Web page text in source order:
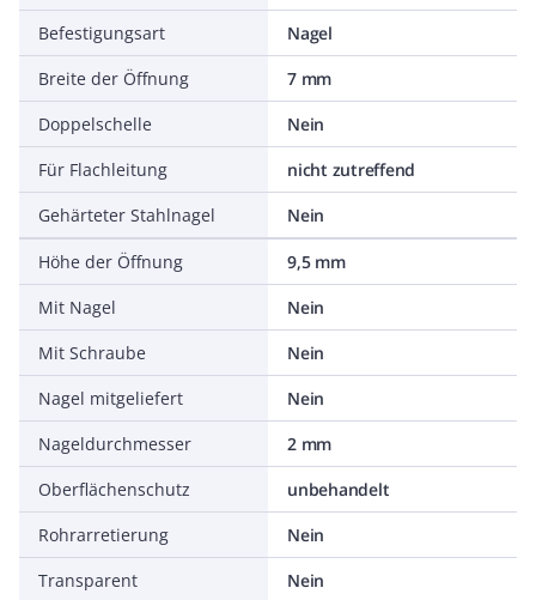
Befestigungsart
Nagel
Breite der Öffnung
7 mm
Doppelschelle
Nein
Für Flachleitung
nicht zutreffend
Gehärteter Stahlnagel
Nein
Höhe der Öffnung
9,5 mm
Mit Nagel
Nein
Mit Schraube
Nein
Nagel mitgeliefert
Nein
Nageldurchmesser
2 mm
Oberflächenschutz
unbehandelt
Rohrarretierung
Nein
Transparent
Nein